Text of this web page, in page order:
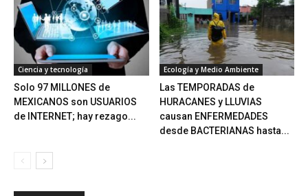
Ciencia y tecnología
Solo 97 MILLONES de
MEXICANOS son USUARIOS
de INTERNET; hay rezago...
Ecología y Medio Ambiente
Las TEMPORADAS de
HURACANES y LLUVIAS
causan ENFERMEDADES
desde BACTERIANAS hasta...